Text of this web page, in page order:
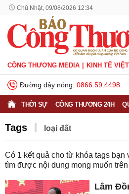
Chủ Nhật, 09/08/2026 12:34
CÔNG THƯƠNG MEDIA KINH TẾ
Đường dây nóng: 0866.59.4498
THỜI SỰ CÔNG THƯƠNG 24H
Tags loại đất
Có 1 kết quả cho từ khóa tags bạn
tìm được nội dung mong muốn trên
Lâm